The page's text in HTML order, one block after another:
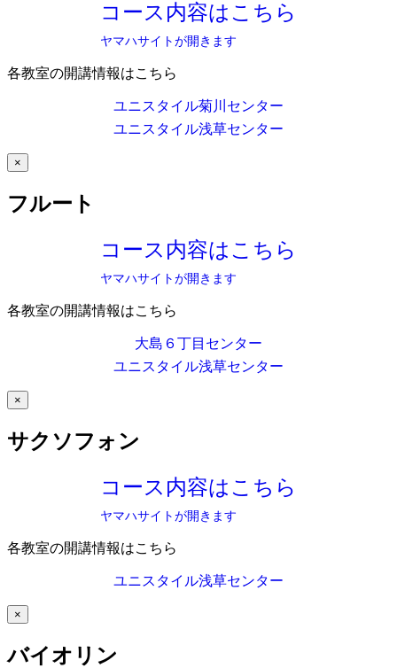
コース内容はこちら
ヤマハサイトが開きます
各教室の開講情報はこちら
ユニスタイル菊川センター
ユニスタイル浅草センター
×
フルート
コース内容はこちら
ヤマハサイトが開きます
各教室の開講情報はこちら
大島６丁目センター
ユニスタイル浅草センター
×
サクソフォン
コース内容はこちら
ヤマハサイトが開きます
各教室の開講情報はこちら
ユニスタイル浅草センター
×
バイオリン